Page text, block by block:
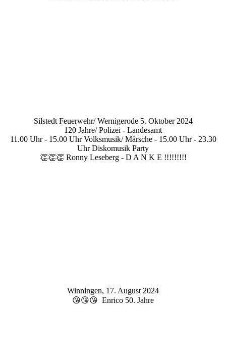
Silstedt Feuerwehr/ Wernigerode 5. Oktober 2024
120 Jahre/ Polizei - Landesamt
11.00 Uhr - 15.00 Uhr Volksmusik/ Märsche - 15.00 Uhr - 23.30
Uhr Diskomusik Party
👏👏👏 Ronny Leseberg - D A N K E !!!!!!!!!
Winningen, 17. August 2024
😘😘😘 Enrico 50. Jahre